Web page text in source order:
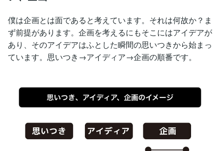
僕は企画とは面であると考えています。それは何故か？ま
ず前提があります。企画を考えるにもそこにはアイデアが
あり、そのアイデアはふとした瞬間の思いつきから始まっ
ています。思いつき→アイディア→企画の順番です。